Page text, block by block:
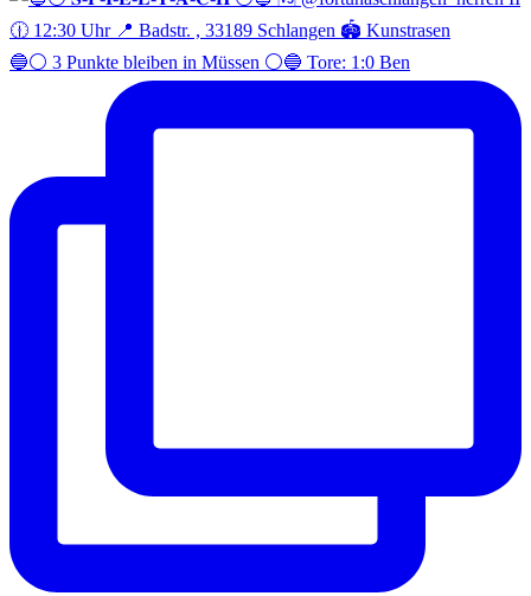
🔵⚪️ 3 Punkte bleiben in Müssen ⚪️🔵 Tore: 1:0 Ben